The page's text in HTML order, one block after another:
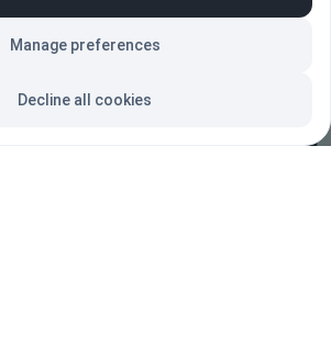
Decline all cookies
Manage preferences